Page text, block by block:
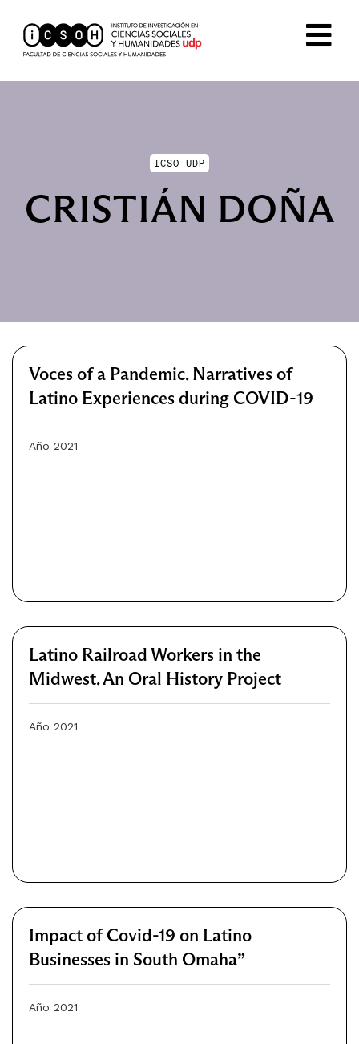
ICSO UDP
CRISTIÁN DOÑA
Voces of a Pandemic. Narratives of
Latino Experiences during COVID-19
Año 2021
Latino Railroad Workers in the
Midwest. An Oral History Project
Año 2021
Impact of Covid-19 on Latino
Businesses in South Omaha”
Año 2021